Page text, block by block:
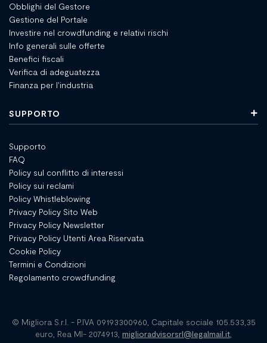
Obblighi del Gestore
Gestione del Portale
Investire nel crowdfunding e relativi rischi
Info generali sulle offerte
Benefici fiscali
Verifica di adeguatezza
Finanza per l'industria
SUPPORTO
Supporto
FAQ
Policy sul conflitto di interessi
Policy sui reclami
Policy Whistleblowing
Privacy Policy Sito Web
Privacy Policy Newsletter
Privacy Policy Utenti Area Riservata
Cookie Policy
Termini e Condizioni
Regolamento crowdfunding
© Migliora S.r.l. - P.IVA 09193300960, Capitale sociale 105.533,35
euro, Rea MI- 2074913, miglioradvisorsrl@legalmail.it